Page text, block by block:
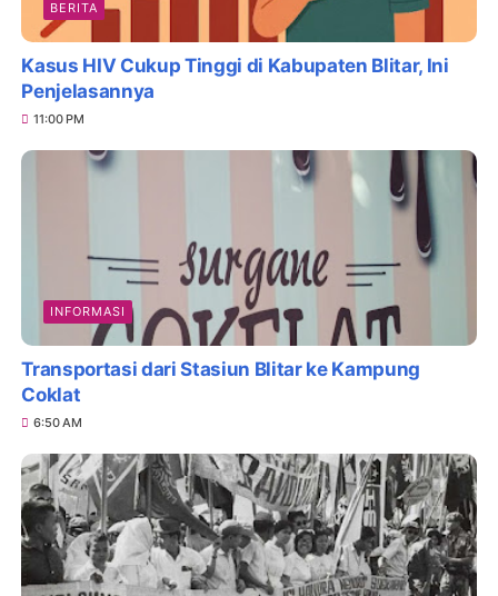
BERITA
Kasus HIV Cukup Tinggi di Kabupaten Blitar, Ini
Penjelasannya
11:00 PM
INFORMASI
Transportasi dari Stasiun Blitar ke Kampung
Coklat
6:50 AM